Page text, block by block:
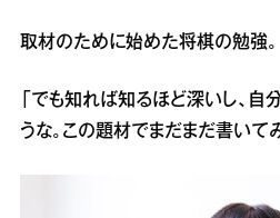
取材のために始めた将棋の勉強。
「でも知れば知るほど深いし、自
うな。この題材でまだまだ書いて